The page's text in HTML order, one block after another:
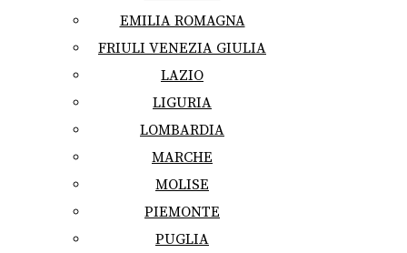
EMILIA ROMAGNA
FRIULI VENEZIA GIULIA
LAZIO
LIGURIA
LOMBARDIA
MARCHE
MOLISE
PIEMONTE
PUGLIA